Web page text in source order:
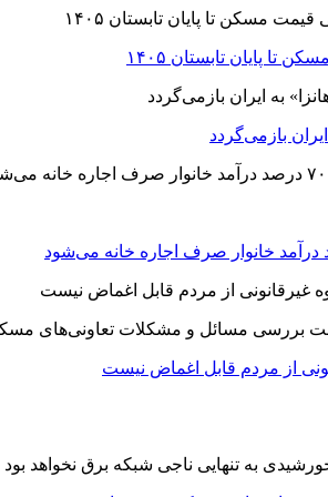
تا پایان تابستان ۱۴۰۵
بازمی‌گردد
بررسی مسائل و مشکلات تعاونی‌های
از مردم قابل اغماض نیست